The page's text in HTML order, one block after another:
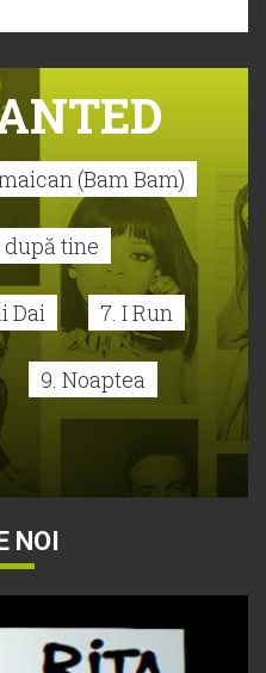
(Bam Bam)
după tine
Dai 7. I Run
9. Noaptea
NOI